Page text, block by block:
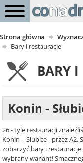
Strona główna
Bary i restauracje
BARY I
Konin -
26 - tyle restauracji
Konin – Słubice - przez
zobaczyć bary i
wybrany wariant!